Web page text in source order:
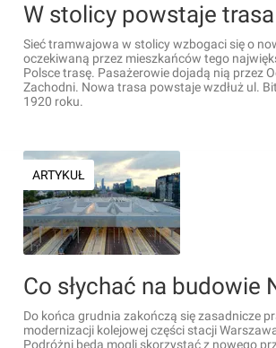
Sieć tramwajowa w stolicy wzbogaci się o
oczekiwaną przez mieszkańców tego
Polsce trasę. Pasażerowie dojadą nią przez
Zachodni. Nowa trasa powstaje wzdłuż ul.
1920 roku.
ARTYKUŁ
Do końca grudnia zakończą się zasadnicze
modernizacji kolejowej części stacji
Podróżni będą mogli skorzystać z nowego